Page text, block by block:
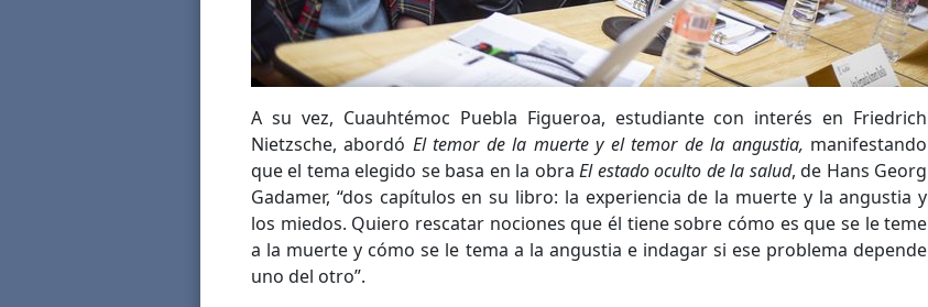
A su vez, Cuauhtémoc Puebla Figueroa, estudiante con interés en Friedrich
Nietzsche, abordó El temor de la muerte y el temor de la angustia, manifestando
que el tema elegido se basa en la obraEl estado oculto de la salud, de Hans Georg
Gadamer, “dos capítulos en su libro: la experiencia de la muerte y la angustia y
los miedos. Quiero rescatar nociones que él tiene sobre cómo es que se le teme
a la muerte y cómo se le tema a la angustia e indagar si ese problema depende
uno del otro”.